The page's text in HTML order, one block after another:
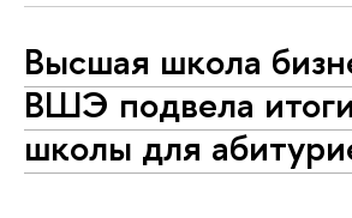
Высшая школа
ВШЭ подвела
школы для